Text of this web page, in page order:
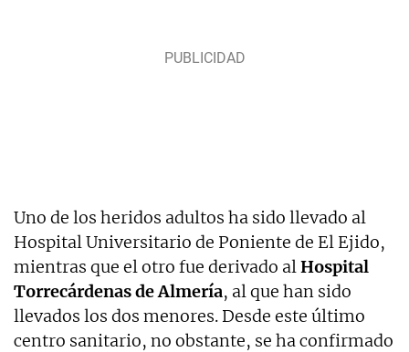
Uno de los heridos adultos ha sido llevado al
Hospital Universitario de Poniente de El Ejido,
mientras que el otro fue derivado alHospital
Torrecárdenas de Almería, al que han sido
llevados los dos menores. Desde este último
centro sanitario, no obstante, se ha confirmado